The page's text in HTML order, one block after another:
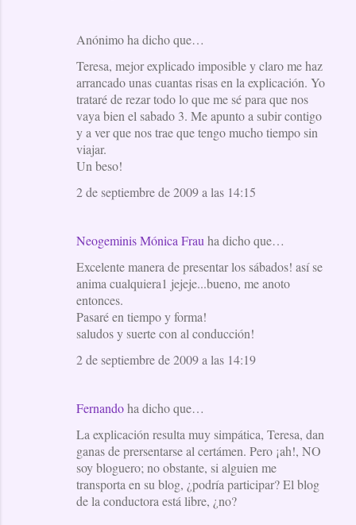
Anónimo ha dicho que…
Teresa, mejor explicado imposible y claro me haz
arrancado unas cuantas risas en la explicación. Yo
trataré de rezar todo lo que me sé para que nos
vaya bien el sabado 3. Me apunto a subir contigo
y a ver que nos trae que tengo mucho tiempo sin
viajar.
Un beso!
2 de septiembre de 2009 a las 14:15
Neogeminis Mónica Frau ha dicho que…
Excelente manera de presentar los sábados! así se
anima cualquiera1 jejeje...bueno, me anoto
entonces.
Pasaré en tiempo y forma!
saludos y suerte con al conducción!
2 de septiembre de 2009 a las 14:19
Fernandoha dicho que…
La explicación resulta muy simpática, Teresa, dan
ganas de prersentarse al certámen. Pero ¡ah!, NO
soy bloguero; no obstante, si alguien me
transporta en su blog, ¿podría participar? El blog
de la conductora está libre, ¿no?